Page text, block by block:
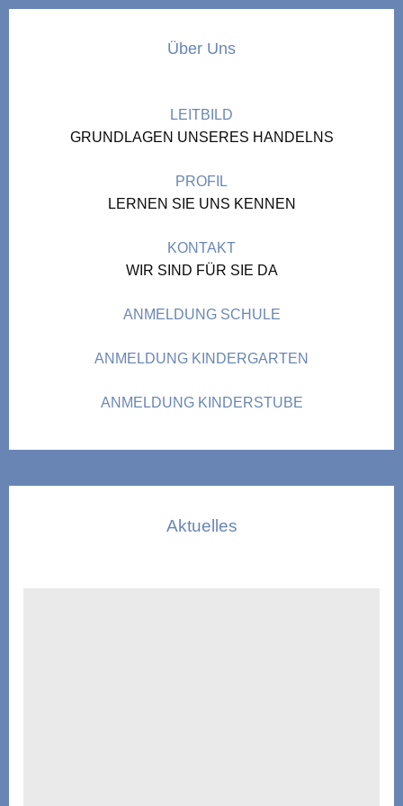
Über Uns
LEITBILD
GRUNDLAGEN UNSERES HANDELNS
PROFIL
LERNEN SIE UNS KENNEN
KONTAKT
WIR SIND FÜR SIE DA
ANMELDUNG SCHULE
ANMELDUNG KINDERGARTEN
ANMELDUNG KINDERSTUBE
Aktuelles